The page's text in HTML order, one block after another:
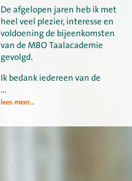
De afgelopen jaren heb ik met
heel veel plezier, interesse en
voldoening de bijeenkomsten
van de MBO Taalacademie
gevolgd.
Ik bedank iedereen van de
…
lees meer...